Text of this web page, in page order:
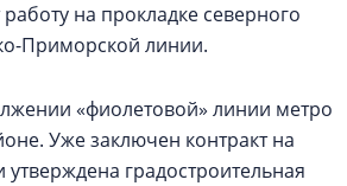
на прокладке северного
Приморской линии.
«фиолетовой» линии метро
Уже заключен контракт на
градостроительная